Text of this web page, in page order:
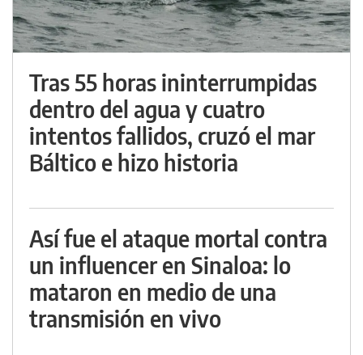
Tras 55 horas ininterrumpidas
dentro del agua y cuatro
intentos fallidos, cruzó el mar
Báltico e hizo historia
Así fue el ataque mortal contra
un influencer en Sinaloa: lo
mataron en medio de una
transmisión en vivo